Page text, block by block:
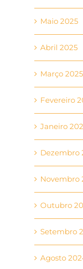
Maio 2025
Abril 2025
Março 2025
Fevereiro
Janeiro
Dezembro
Novembro
Outubro
Setembro
Agosto